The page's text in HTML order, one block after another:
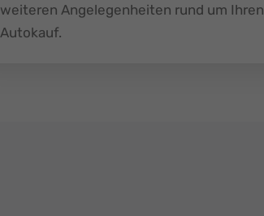
weiteren Angelegenheiten rund um Ihren
Autokauf.